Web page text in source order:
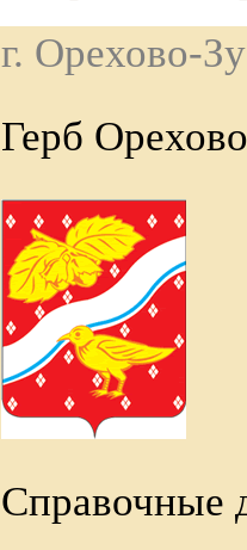
г. Орехово-
Герб
Справочные